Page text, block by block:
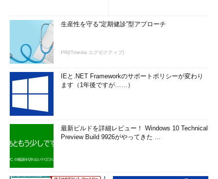
生産性を守る“定期健診”型アプローチ
PR(ITmedia エグゼクティブ)
IEと.NET Frameworkのサポートポリシーが変わり
ます（1年後ですが……）
最新ビルドを詳細レビュー！ Windows 10 Technical
Preview Build 9926がやってきた ...